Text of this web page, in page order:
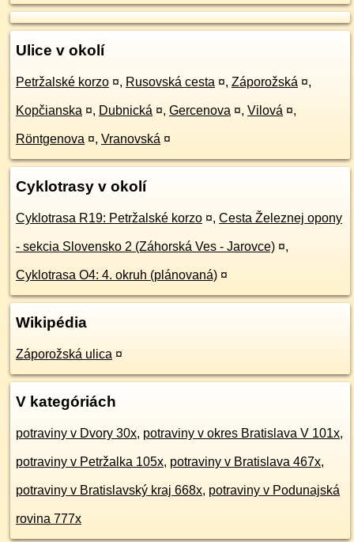
Ulice v okolí
Petržalské korzo ¤, Rusovská cesta ¤, Záporožská ¤,
Kopčianska ¤, Dubnická ¤, Gercenova ¤, Vilová ¤,
Röntgenova ¤, Vranovská ¤
Cyklotrasy v okolí
Cyklotrasa R19: Petržalské korzo ¤, Cesta Železnej opony
- sekcia Slovensko 2 (Záhorská Ves - Jarovce) ¤,
Cyklotrasa O4: 4. okruh (plánovaná) ¤
Wikipédia
Záporožská ulica ¤
V kategóriách
potraviny v Dvory 30x, potraviny v okres Bratislava V 101x,
potraviny v Petržalka 105x, potraviny v Bratislava 467x,
potraviny v Bratislavský kraj 668x, potraviny v Podunajská
rovina 777x